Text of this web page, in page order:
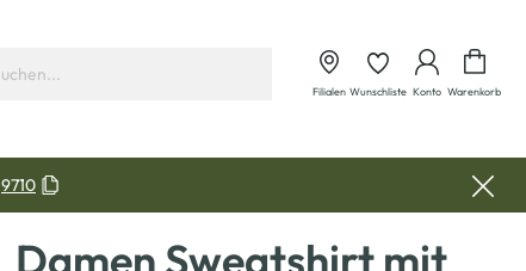
Filialen Wunschliste Konto Warenkorb
9710
Damen Sweatshirt mit